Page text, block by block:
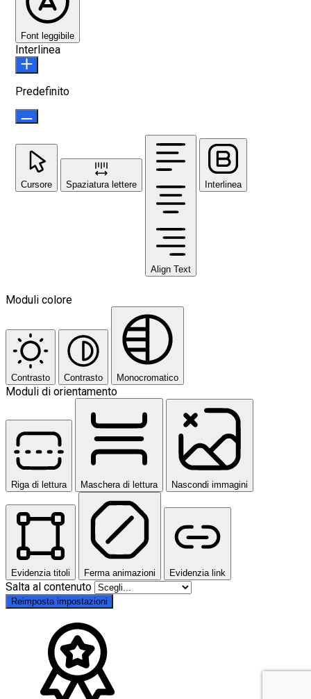
Font leggibile
Interlinea
Predefinito
Cursore Spaziatura lettere
Align Text
Interlinea
Moduli colore
Contrasto Contrasto Monocromatico
Moduli di orientamento
Riga di lettura Maschera di lettura Nascondi immagini
Evidenzia titoli Ferma animazioni Evidenzia link
Salta al contenuto
Reimposta impostazioni